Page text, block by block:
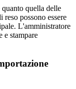
quella delle
possono essere
L'amministratore
e stampare